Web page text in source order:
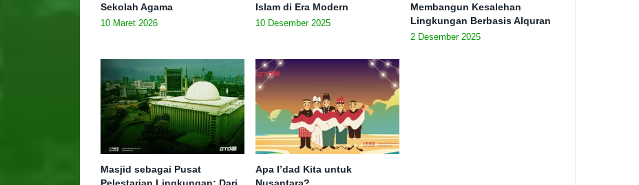
Sekolah Agama
10 Maret 2026
Islam di Era Modern
10 Desember 2025
Membangun Kesalehan
Lingkungan Berbasis Alquran
2 Desember 2025
Masjid sebagai Pusat
Pelestarian Lingkungan: Dari
Apa I’dad Kita untuk
Nusantara?